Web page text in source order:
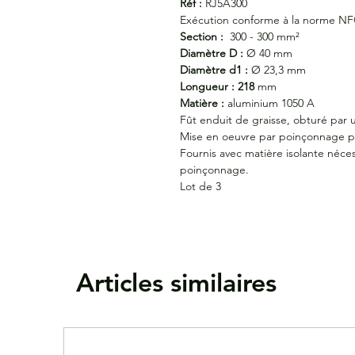
Réf : RJ5A300
Exécution conforme à la norme
Section : 300 - 300 mm²
Diamètre D : Ø 40 mm
Diamètre d1 : Ø 23,3 mm
Longueur : 218mm
Matière : aluminium 1050 A
Fût enduit de graisse, obturé par
Mise en oeuvre par poinçonnage
Fournis avec matière isolante
poinçonnage.
Lot de 3
Articles similaires